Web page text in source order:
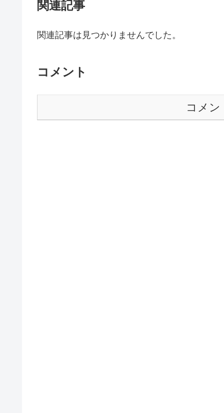
関連記事
関連記事は見つかりませんでした。
コメント
コメン